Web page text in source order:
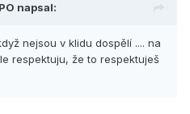
napsal:
nejsou v klidu dospělí .... na
respektuju, že to respektuješ